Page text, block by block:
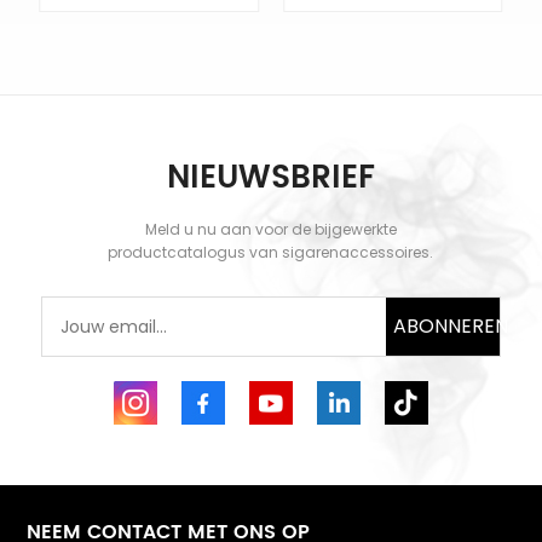
KOM MEER TE
WETEN
KOM MEER TE
WETEN
NIEUWSBRIEF
Meld u nu aan voor de bijgewerkte
productcatalogus van sigarenaccessoires.
ABONNEREN
NEEM CONTACT MET ONS OP